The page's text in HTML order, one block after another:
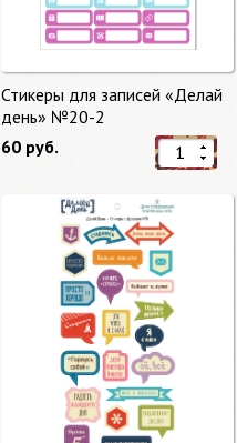
Стикеры для записей «Делай
день» №20-2
60 руб.